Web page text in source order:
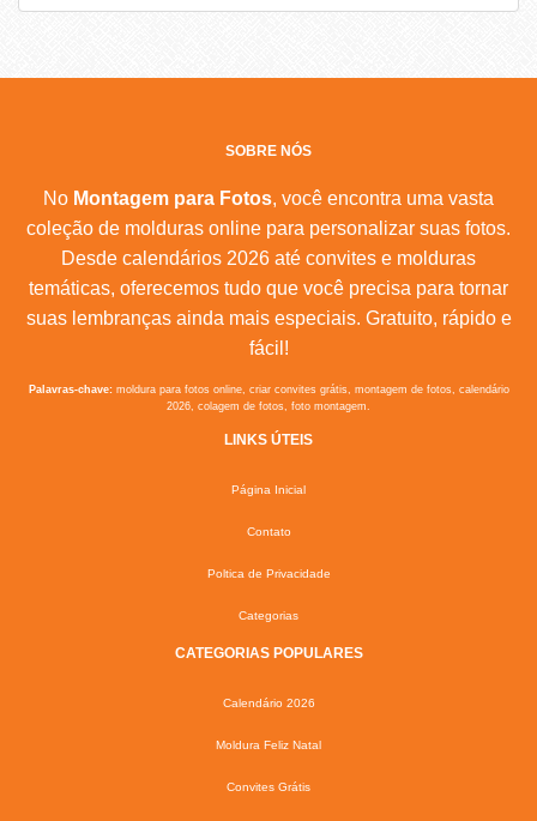
SOBRE NÓS
No Montagem para Fotos, você encontra uma vasta
coleção de molduras online para personalizar suas fotos.
Desde calendários 2026 até convites e molduras
temáticas, oferecemos tudo que você precisa para tornar
suas lembranças ainda mais especiais. Gratuito, rápido e
fácil!
Palavras-chave:moldura para fotos online, criar convites grátis, montagem de fotos, calendário
2026, colagem de fotos, foto montagem.
LINKS ÚTEIS
Página Inicial
Contato
Poltica de Privacidade
Categorias
CATEGORIAS POPULARES
Calendário 2026
Moldura Feliz Natal
Convites Grátis